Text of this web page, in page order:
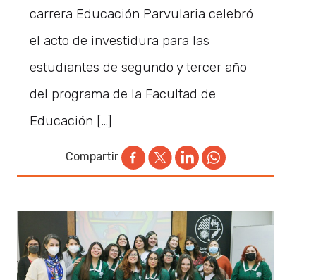
carrera Educación Parvularia celebró
el acto de investidura para las
estudiantes de segundo y tercer año
del programa de la Facultad de
Educación […]
Compartir